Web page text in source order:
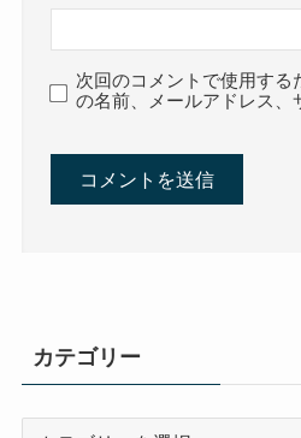
次回のコメントで使用する
の名前、メールアドレス、
カテゴリー